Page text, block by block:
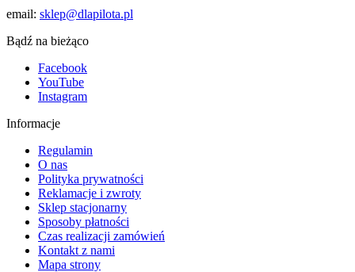
email: sklep@dlapilota.pl
Bądź na bieżąco
Facebook
YouTube
Instagram
Informacje
Regulamin
O nas
Polityka prywatności
Reklamacje i zwroty
Sklep stacjonarny
Sposoby płatności
Czas realizacji zamówień
Kontakt z nami
Mapa strony